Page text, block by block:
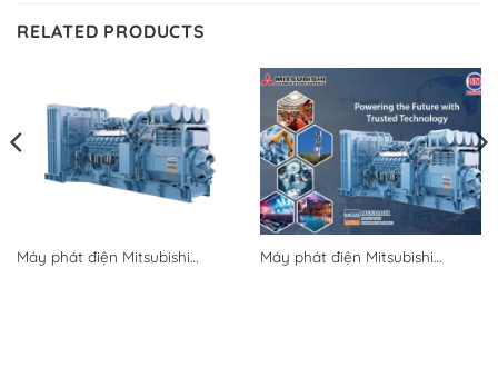
RELATED PRODUCTS
Máy phát điện Mitsubishi
Máy phát điện Mitsubishi